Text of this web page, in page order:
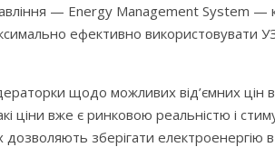
— Energy Management System —
ефективно використовувати
щодо можливих від’ємних цін
ціни вже є ринковою реальністю і
дозволяють зберігати електроенергію